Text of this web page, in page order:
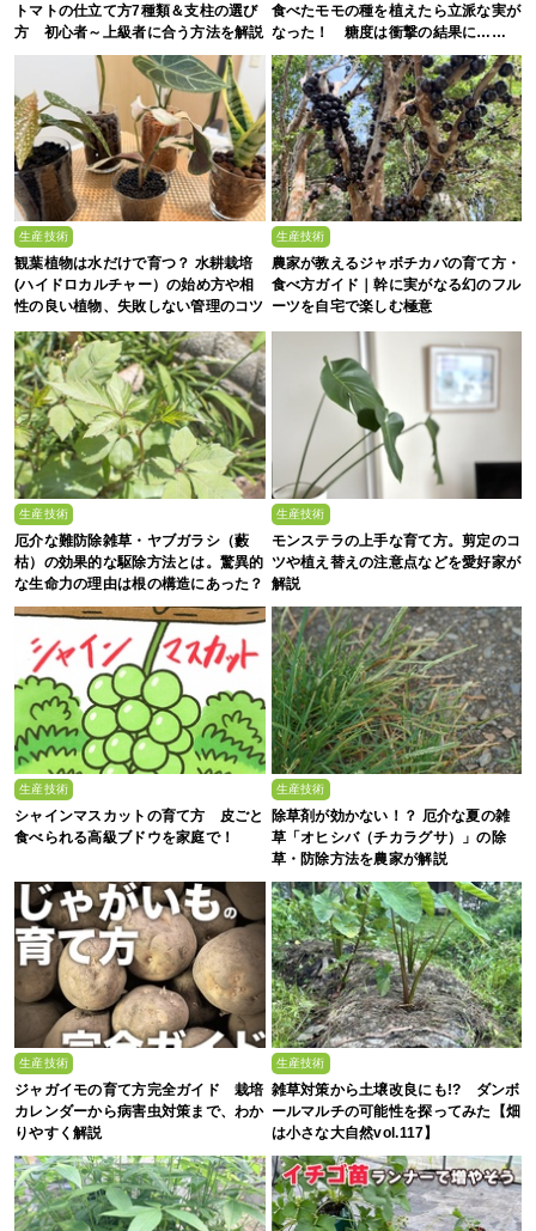
トマトの仕立て方7種類＆支柱の選び
方 初心者～上級者に合う方法を解説
食べたモモの種を植えたら立派な実が
なった！ 糖度は衝撃の結果に……
生産技術
観葉植物は水だけで育つ？ 水耕栽培
(ハイドロカルチャー）の始め方や相
性の良い植物、失敗しない管理のコツ
まで徹底解説
生産技術
農家が教えるジャボチカバの育て方・
食べ方ガイド｜幹に実がなる幻のフル
ーツを自宅で楽しむ極意
生産技術
厄介な難防除雑草・ヤブガラシ（藪
枯）の効果的な駆除方法とは。驚異的
な生命力の理由は根の構造にあった？
生産技術
モンステラの上手な育て方。剪定のコ
ツや植え替えの注意点などを愛好家が
解説
生産技術
シャインマスカットの育て方 皮ごと
食べられる高級ブドウを家庭で！
生産技術
除草剤が効かない！？ 厄介な夏の雑
草「オヒシバ（チカラグサ）」の除
草・防除方法を農家が解説
生産技術
ジャガイモの育て方完全ガイド 栽培
カレンダーから病害虫対策まで、わか
りやすく解説
生産技術
雑草対策から土壌改良にも!? ダンボ
ールマルチの可能性を探ってみた【畑
は小さな大自然vol.117】